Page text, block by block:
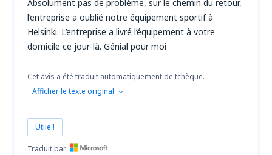
Absolument pas de problème, sur le chemin du retour,
l’entreprise a oublié notre équipement sportif à
Helsinki. L’entreprise a livré l’équipement à votre
domicile ce jour-là. Génial pour moi
Cet avis a été traduit automatiquement de tchèque.
Afficher le texte original
Utile !
Traduit par